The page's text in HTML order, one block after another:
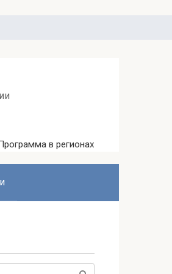
в регионах